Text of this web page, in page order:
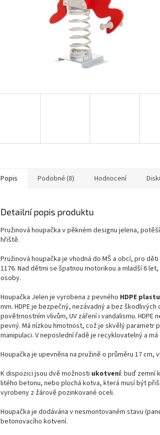
Popis Podobné (8) Hodnocení
Detailní popis produktu
Pružinová houpačka v pěkném designu jelena,
hřiště.
Pružinová houpačka je vhodná do MŠ a obcí, pro děti
1176. Nad dětmi se špatnou motorikou a mladší 6
osoby.
Houpačka Jelen je vyrobena z pevného HDPE plastu
mm. HDPE je bezpečný, nezávadný a bez
povětrnostním vlivům, UV záření i vandalismu.
pevný. Má nízkou hmotnost, což je skvělý parametr
manipulaci. V neposlední řadě je recyklovatelný a
Houpačka je upevněna na pružině o průměru 17 cm,
K dispozici jsou dvě možnosti ukotvení: buď zemní
litého betonu, nebo plochá kotva, která musí být
vyrobeny z žárově pozinkované oceli.
Houpačka je dodávána v nesmontovaném stavu
betonovacího kotvení.